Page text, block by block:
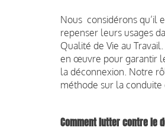
Nous considérons qu’il
repenser leurs usages
Qualité de Vie au
en œuvre pour garantir
la déconnexion. Notre
méthode sur la
Comment lutter contre le